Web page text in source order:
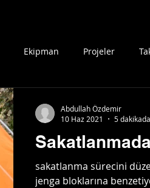
Ekipman Projeler
sakatlanma sürecini
jenga bloklarına
Abdullah Özdemir
10 Haz 2021
5